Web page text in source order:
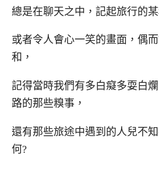
總是在聊天之中，記起旅行的
或者令人會心一笑的畫面，偶
和，
記得當時我們有多白癡多耍白
路的那些糗事，
還有那些旅途中遇到的人兒不
何?